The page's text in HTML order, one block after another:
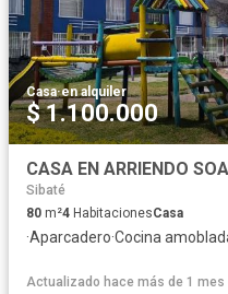
Casa·en alquiler
$ 1.100.000
Sibaté
80 m²4 HabitacionesCasa
·Aparcadero·Cocina
Actualizado hace más de 1 mes